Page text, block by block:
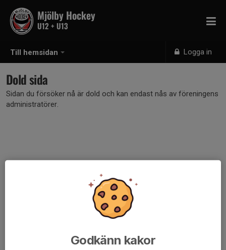
Till hemsidan Logga in
Mjölby Hockey
U12 + U13
Dold sida
Sidan du försöker nå är dold och kan endast nås av föreningens
administratörer.
Godkänn kakor